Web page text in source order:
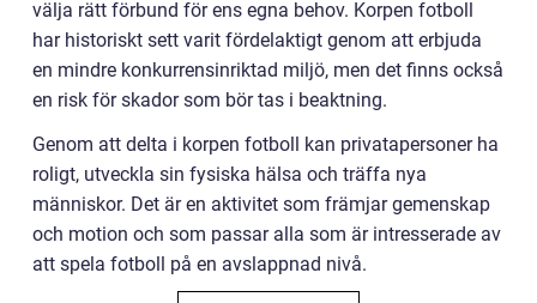
välja rätt förbund för ens egna behov. Korpen fotboll
har historiskt sett varit fördelaktigt genom att erbjuda
en mindre konkurrensinriktad miljö, men det finns också
en risk för skador som bör tas i beaktning.
Genom att delta i korpen fotboll kan privatapersoner ha
roligt, utveckla sin fysiska hälsa och träffa nya
människor. Det är en aktivitet som främjar gemenskap
och motion och som passar alla som är intresserade av
att spela fotboll på en avslappnad nivå.